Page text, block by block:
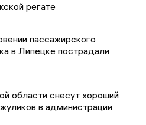
регате
пассажирского
в Липецке пострадали
области снесут хороший
в администрации